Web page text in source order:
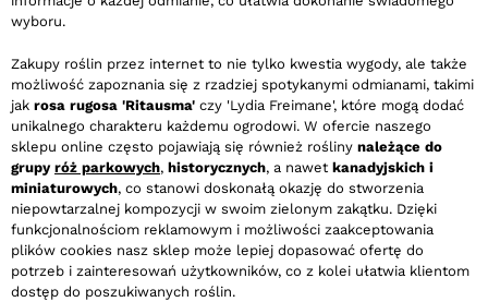
wyboru.
Zakupy roślin przez internet to nie tylko kwestia wygody, ale także
możliwość zapoznania się z rzadziej spotykanymi odmianami, takimi
jak rosa rugosa 'Ritausma' czy 'Lydia Freimane', które mogą dodać
unikalnego charakteru każdemu ogrodowi. W ofercie naszego
sklepu online często pojawiają się również rośliny należące do
grupy róż parkowych, historycznych, a nawet kanadyjskich i
miniaturowych, co stanowi doskonałą okazję do stworzenia
niepowtarzalnej kompozycji w swoim zielonym zakątku. Dzięki
funkcjonalnościom reklamowym i możliwości zaakceptowania
plików cookies nasz sklep może lepiej dopasować ofertę do
potrzeb i zainteresowań użytkowników, co z kolei ułatwia klientom
dostęp do poszukiwanych roślin.